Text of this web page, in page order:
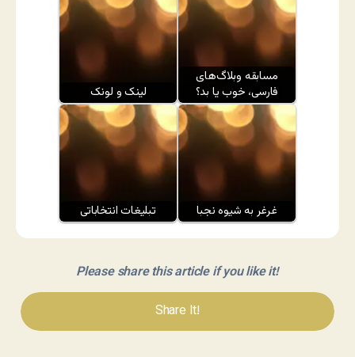
لینک و لونک
مسابقه وبلاگ‌های
فارسی، خوب یا بد؟
تبلیغات انتخاباتی غرغر به شیوه نجبا
Please share this article if you like it!
Share It!